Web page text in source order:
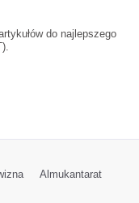
do najlepszego
Almukantarat